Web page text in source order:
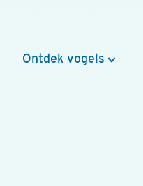
Ontdek vogels